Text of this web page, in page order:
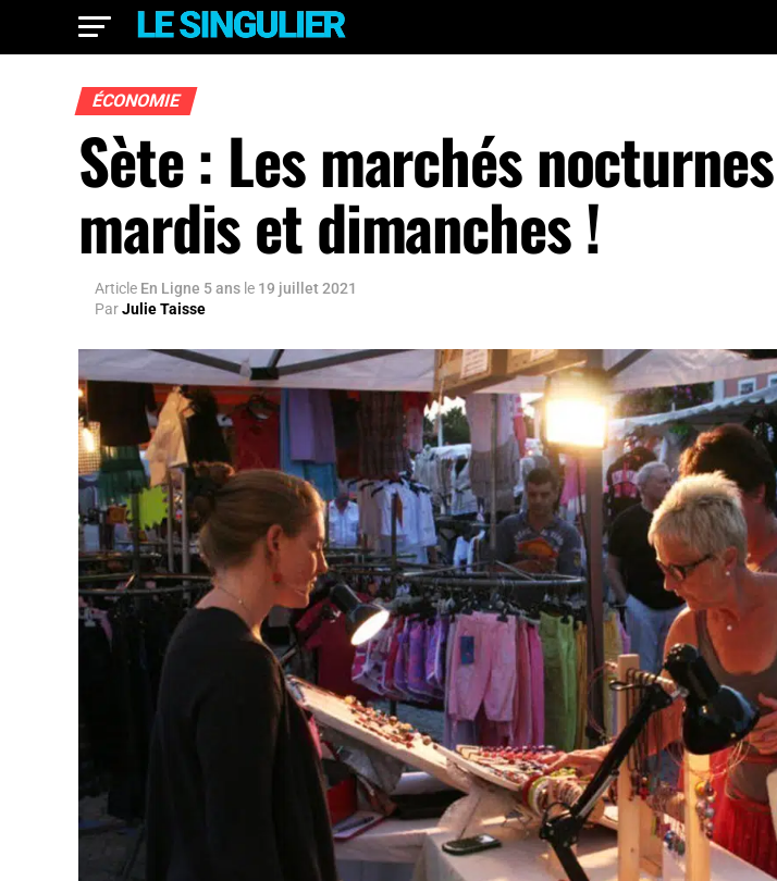
ÉCONOMIE
Sète : Les marchés
mardis et dimanches !
Article En Ligne 5 ans le 19 juillet 2021
ParJulie Taisse